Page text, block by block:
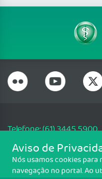
Telefone: (61) 3445 5900
Email:
SGAS 616, Conjunto D, Lote 115,
CNPJ: 33.583.550/0001-30
Aviso de
Nós usamos cookies
navegação no portal. Ao